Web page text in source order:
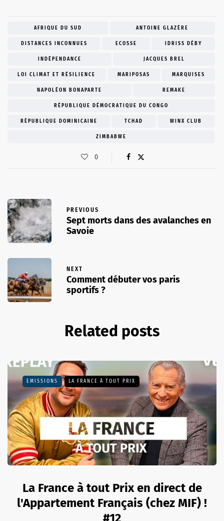
AFRIQUE DU SUD ANTOINE GLAZÈRE
DISTANCES INCONNUES ECOSSE IDRISS DÉBY
INDÉPENDANCE JACQUES BREL
LOI CLIMAT ET RÉSILIENCE MARIPOSAS MARQUISES
NAPOLÉON BONAPARTE REMAKE
RÉPUBLIQUE DÉMOCRATIQUE DU CONGO
RÉPUBLIQUE DOMINICAINE TCHAD WINX CLUB
ZIMBABWE
0
PREVIOUS
Sept morts dans des avalanches en
Savoie
NEXT
Comment débuter vos paris
sportifs ?
Related posts
EMISSIONS LA FRANCE À TOUT PRIX
La France à tout Prix en direct de
l'Appartement Français (chez MIF) !
#12